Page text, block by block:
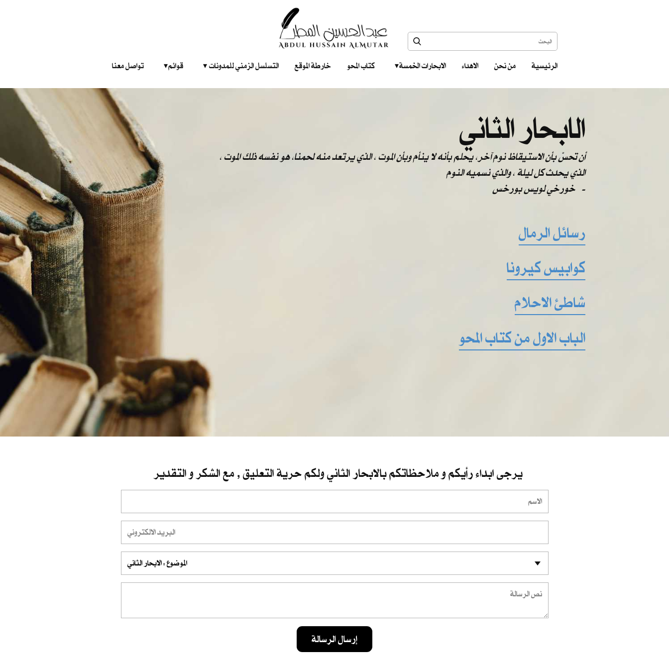
الرئيسية من نحن الاهداء الابحارات الخمسة ‎ ‎ ‎ كتاب المحو خارطة الموقع التسلسل الزمني للمدونات‎ ‎ ‎ ‎ ‎ قوائم‎ ‎ ‎ ‎ تواصل معنا
الابحار الثاني
الذي يحدث كل ليلة ، والذي نسميه النوم
-
رسائل الرمال
كوابيس كيرونا
شاطئ الاحلام
الباب الاول من كتاب المحو
يرجى ابداء رأيكم و ملاحظاتكم بالابحار الثاني ولكم حرية التعليق , مع الشكر و التقدير
إرسال الرسالة